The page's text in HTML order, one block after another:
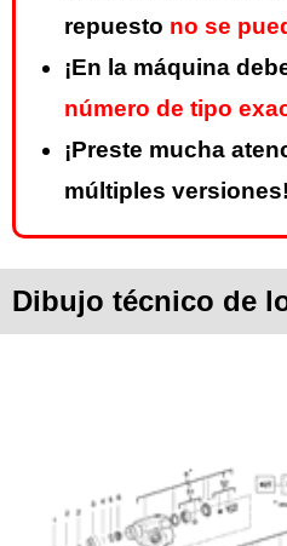
repuesto no se
¡En la máquina
número de tipo
¡Preste mucha
múltiples versiones!
Dibujo técnico de